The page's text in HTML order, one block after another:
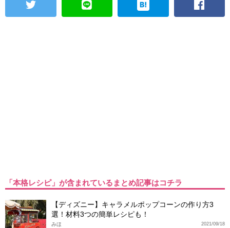
「本格レシピ」が含まれているまとめ記事はコチラ
【ディズニー】キャラメルポップコーンの作り方3
選！材料3つの簡単レシピも！
2021/09/18
みほ